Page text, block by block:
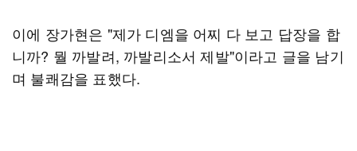
이에 장가현은 "제가 디엠을 어찌 다 보고 답장을 합
니까? 뭘 까발려, 까발리소서 제발"이라고 글을 남기
며 불쾌감을 표했다.